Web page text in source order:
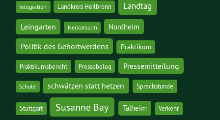
Integration Landkreis Heilbronn Landtag
Leingarten Neckarsulm Nordheim
Politik des Gehörtwerdens Praktikum
Praktikumsbericht Pressebeleg Pressemitteilung
Schule schwätzen statt hetzen Sprechstunde
Stuttgart Susanne Bay Talheim Verkehr